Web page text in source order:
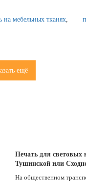
на мебельных тканях
ещё
Печать для световых
Тушинской или
На общественном